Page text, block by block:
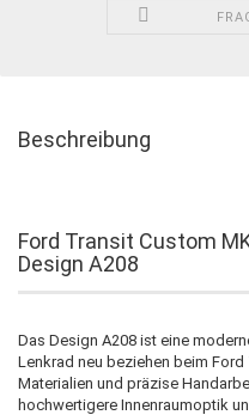
Beschreibung
Ford Transit Custom
Design A208
Das Design A208 ist eine
Lenkrad neu beziehen beim
Materialien und präzise
hochwertigere Innenraumoptik